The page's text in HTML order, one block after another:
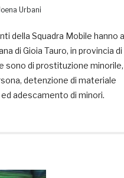
Urbani
della Squadra Mobile hanno
di Gioia Tauro, in provincia
sono di prostituzione minorile,
detenzione di materiale
adescamento di minori.